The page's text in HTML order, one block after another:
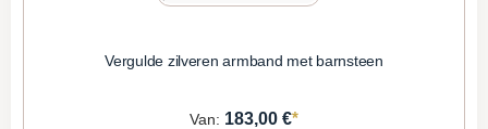
Vergulde zilveren armband met barnsteen
Van: 183,00 €*